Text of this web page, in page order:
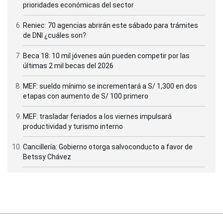
prioridades económicas del sector
Reniec: 70 agencias abrirán este sábado para trámites
de DNI ¿cuáles son?
Beca 18: 10 mil jóvenes aún pueden competir por las
últimas 2 mil becas del 2026
MEF: sueldo mínimo se incrementará a S/ 1,300 en dos
etapas con aumento de S/ 100 primero
MEF: trasladar feriados a los viernes impulsará
productividad y turismo interno
Cancillería: Gobierno otorga salvoconducto a favor de
Betssy Chávez